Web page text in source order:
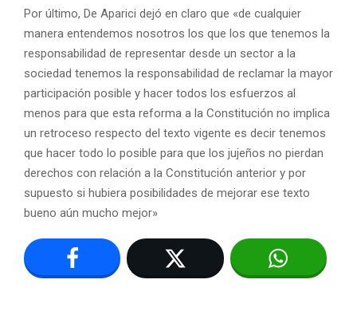
Por último, De Aparici dejó en claro que «de cualquier
manera entendemos nosotros los que los que tenemos la
responsabilidad de representar desde un sector a la
sociedad tenemos la responsabilidad de reclamar la mayor
participación posible y hacer todos los esfuerzos al
menos para que esta reforma a la Constitución no implica
un retroceso respecto del texto vigente es decir tenemos
que hacer todo lo posible para que los jujeños no pierdan
derechos con relación a la Constitución anterior y por
supuesto si hubiera posibilidades de mejorar ese texto
bueno aún mucho mejor»